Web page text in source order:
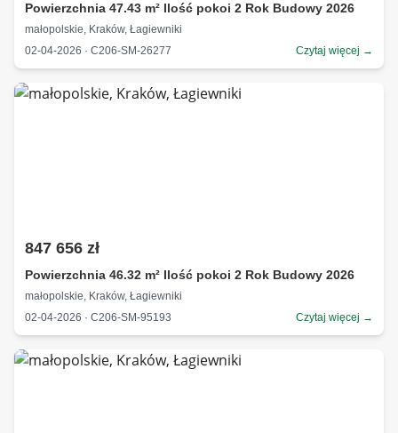
Powierzchnia 47.43 m² Ilość pokoi 2 Rok Budowy 2026
małopolskie, Kraków, Łagiewniki
02-04-2026 · C206-SM-26277
Czytaj więcej →
847 656 zł
Powierzchnia 46.32 m² Ilość pokoi 2 Rok Budowy 2026
małopolskie, Kraków, Łagiewniki
02-04-2026 · C206-SM-95193
Czytaj więcej →